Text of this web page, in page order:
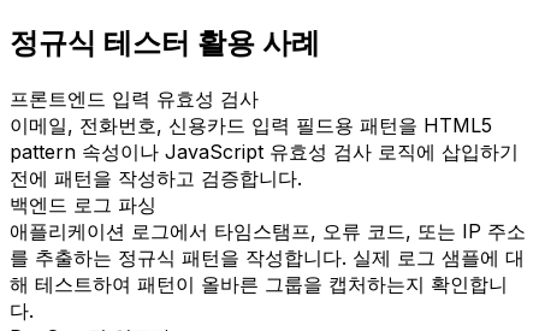
정규식 테스터 활용 사례
프론트엔드 입력 유효성 검사
이메일, 전화번호, 신용카드 입력 필드용 패턴을 HTML5
pattern 속성이나 JavaScript 유효성 검사 로직에 삽입하기
전에 패턴을 작성하고 검증합니다.
백엔드 로그 파싱
애플리케이션 로그에서 타임스탬프, 오류 코드, 또는 IP 주소
를 추출하는 정규식 패턴을 작성합니다. 실제 로그 샘플에 대
해 테스트하여 패턴이 올바른 그룹을 캡처하는지 확인합니
다.